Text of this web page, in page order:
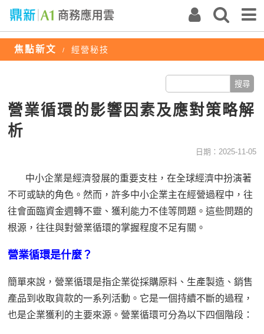
焦點新文 / 經營秘技
營業循環的影響因素及應對策略解
析
日期：2025-11-05
中小企業是經濟發展的重要支柱，在全球經濟中扮演著
不可或缺的角色。然而，許多中小企業主在經營過程中，往
往會面臨資金週轉不靈、獲利能力不佳等問題。這些問題的
根源，往往與對營業循環的掌握程度不足有關。
營業循環是什麼？
簡單來說，營業循環是指企業從採購原料、生產製造、銷售
產品到收取貨款的一系列活動。它是一個持續不斷的過程，
也是企業獲利的主要來源。營業循環可分為以下四個階段：